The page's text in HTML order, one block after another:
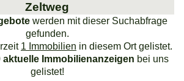
Zeltweg
werden mit dieser Suchabfrage
gefunden.
1 Immobilien in diesem Ort gelistet.
aktuelle Immobilienanzeigen bei uns
gelistet!